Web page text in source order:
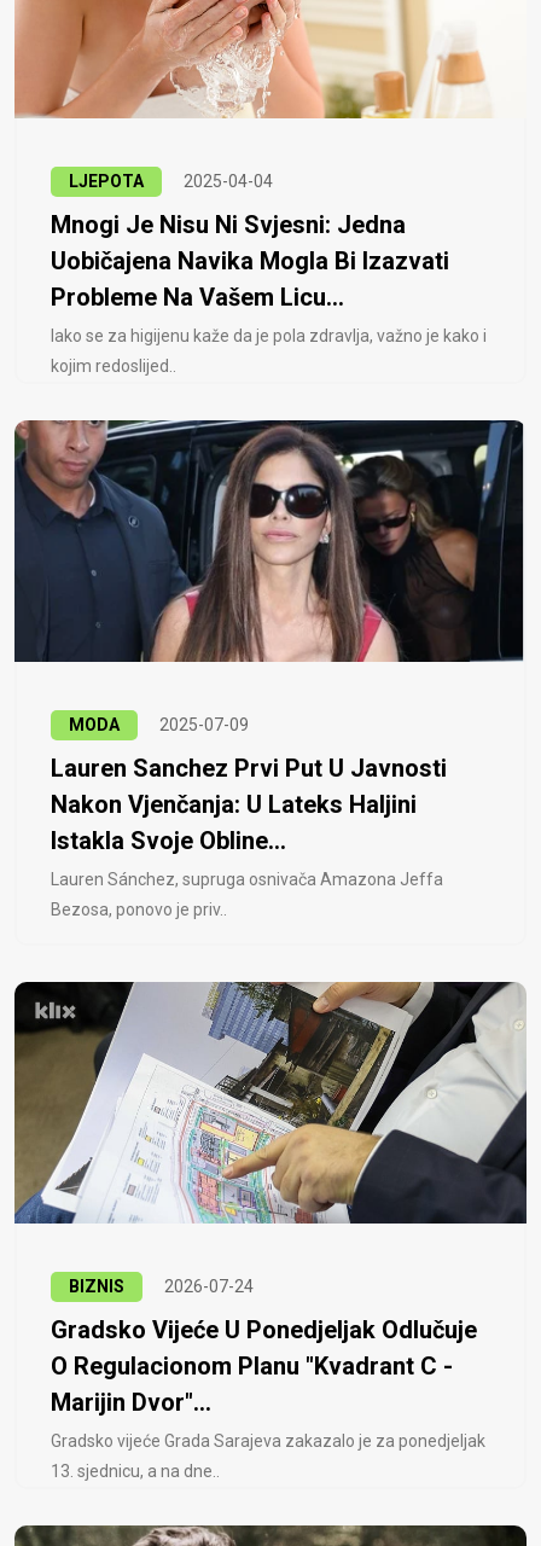
LJEPOTA 2025-04-04
Mnogi Je Nisu Ni Svjesni: Jedna
Uobičajena Navika Mogla Bi Izazvati
Probleme Na Vašem Licu...
Iako se za higijenu kaže da je pola zdravlja, važno je kako i
kojim redoslijed..
MODA 2025-07-09
Lauren Sanchez Prvi Put U Javnosti
Nakon Vjenčanja: U Lateks Haljini
Istakla Svoje Obline...
Lauren Sánchez, supruga osnivača Amazona Jeffa
Bezosa, ponovo je priv..
BIZNIS 2026-07-24
Gradsko Vijeće U Ponedjeljak Odlučuje
O Regulacionom Planu "Kvadrant C -
Marijin Dvor"...
Gradsko vijeće Grada Sarajeva zakazalo je za ponedjeljak
13. sjednicu, a na dne..